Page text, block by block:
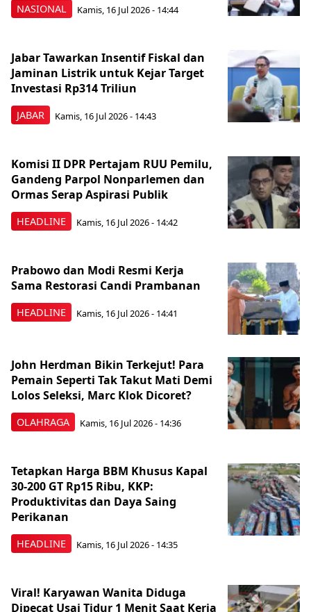
NASIONAL Kamis, 16 Jul 2026 - 14:44
JABAR
Jabar Tawarkan Insentif Fiskal dan
Jaminan Listrik untuk Kejar Target
Investasi Rp314 Triliun
Kamis, 16 Jul 2026 - 14:43
HEADLINE
Komisi II DPR Pertajam RUU Pemilu,
Gandeng Parpol Nonparlemen dan
Ormas Serap Aspirasi Publik
Kamis, 16 Jul 2026 - 14:42
HEADLINE
Prabowo dan Modi Resmi Kerja
Sama Restorasi Candi Prambanan
Kamis, 16 Jul 2026 - 14:41
OLAHRAGA
John Herdman Bikin Terkejut! Para
Pemain Seperti Tak Takut Mati Demi
Lolos Seleksi, Marc Klok Dicoret?
Kamis, 16 Jul 2026 - 14:36
HEADLINE
Tetapkan Harga BBM Khusus Kapal
30-200 GT Rp15 Ribu, KKP:
Produktivitas dan Daya Saing
Perikanan
Kamis, 16 Jul 2026 - 14:35
Viral! Karyawan Wanita Diduga
Dipecat Usai Tidur 1 Menit Saat Kerja